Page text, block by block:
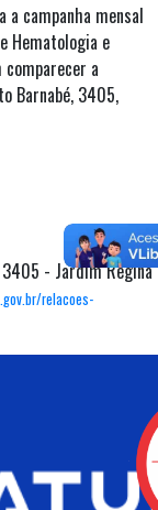
a campanha mensal
Hematologia e
a
Barnabé, 3405,
3405 - Jardim Regina
relacoes-